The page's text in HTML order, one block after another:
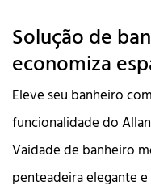
Solução de
economiza
Eleve seu banheiro
funcionalidade do
Vaidade de banheiro
penteadeira elegante